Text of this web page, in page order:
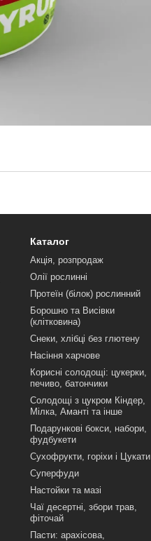
Каталог
Акція, розпродаж
Олії рослинні
Протеїн (білок) рослинний
Борошно та Висівки
(клітковина)
Снеки, хлібці без глютену
Насіння харчове
Корисні солодощі: цукерки,
печиво, батончики
Солодощі з цукром Кіндер,
Мілка, Аманті та інше
Подарункові бокси, набори,
фудбукети
Сухофрукти, горіхи і Цукати
Суперфуди
Настойки та мазі
Чаї десертні, збори трав,
фіточай
Пасти: арахісова,